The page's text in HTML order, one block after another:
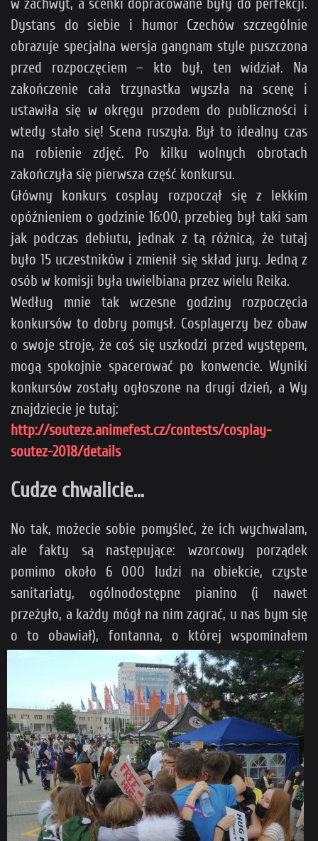
Dystans do siebie i humor Czechów szczególnie
obrazuje specjalna wersja gangnam style puszczona
przed rozpoczęciem – kto był, ten widział. Na
zakończenie cała trzynastka wyszła na scenę i
ustawiła się w okręgu przodem do publiczności i
wtedy stało się! Scena ruszyła. Był to idealny czas
na robienie zdjęć. Po kilku wolnych obrotach
zakończyła się pierwsza część konkursu.
Główny konkurs cosplay rozpoczął się z lekkim
opóźnieniem o godzinie 16:00, przebieg był taki sam
jak podczas debiutu, jednak z tą różnicą, że tutaj
było 15 uczestników i zmienił się skład jury. Jedną z
osób w komisji była uwielbiana przez wielu Reika.
Według mnie tak wczesne godziny rozpoczęcia
konkursów to dobry pomysł. Cosplayerzy bez obaw
o swoje stroje, że coś się uszkodzi przed występem,
mogą spokojnie spacerować po konwencie. Wyniki
konkursów zostały ogłoszone na drugi dzień, a Wy
znajdziecie je tutaj:
http://souteze.animefest.cz/contests/cosplay-
soutez-2018/details
Cudze chwalicie…
No tak, możecie sobie pomyśleć, że ich wychwalam,
ale fakty są następujące: wzorcowy porządek
pomimo około 6 000 ludzi na obiekcie, czyste
sanitariaty, ogólnodostępne pianino (i nawet
przeżyło, a każdy mógł na nim zagrać, u nas bym się
o to obawiał), fontanna, o której wspominałem